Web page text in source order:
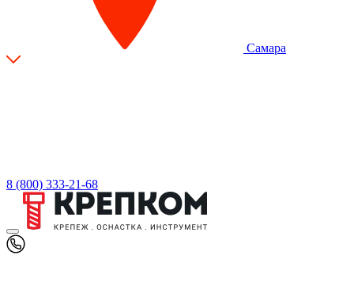
Самара
8 (800) 333-21-68